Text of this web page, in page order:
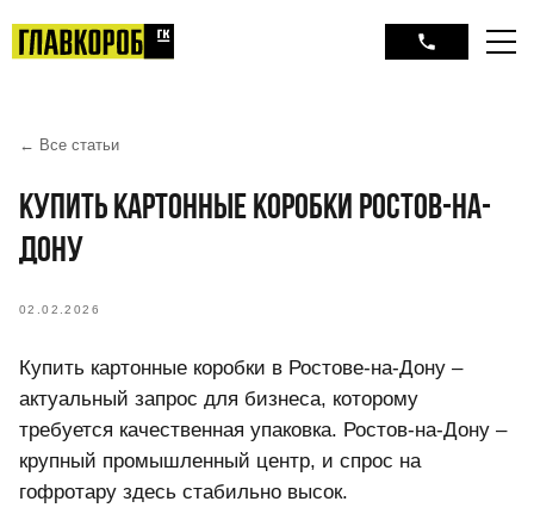
← Все статьи
КУПИТЬ КАРТОННЫЕ КОРОБКИ РОСТОВ-НА-
ДОНУ
02.02.2026
Купить картонные коробки в Ростове-на-Дону –
актуальный запрос для бизнеса, которому
требуется качественная упаковка. Ростов-на-Дону –
крупный промышленный центр, и спрос на
гофротару здесь стабильно высок.